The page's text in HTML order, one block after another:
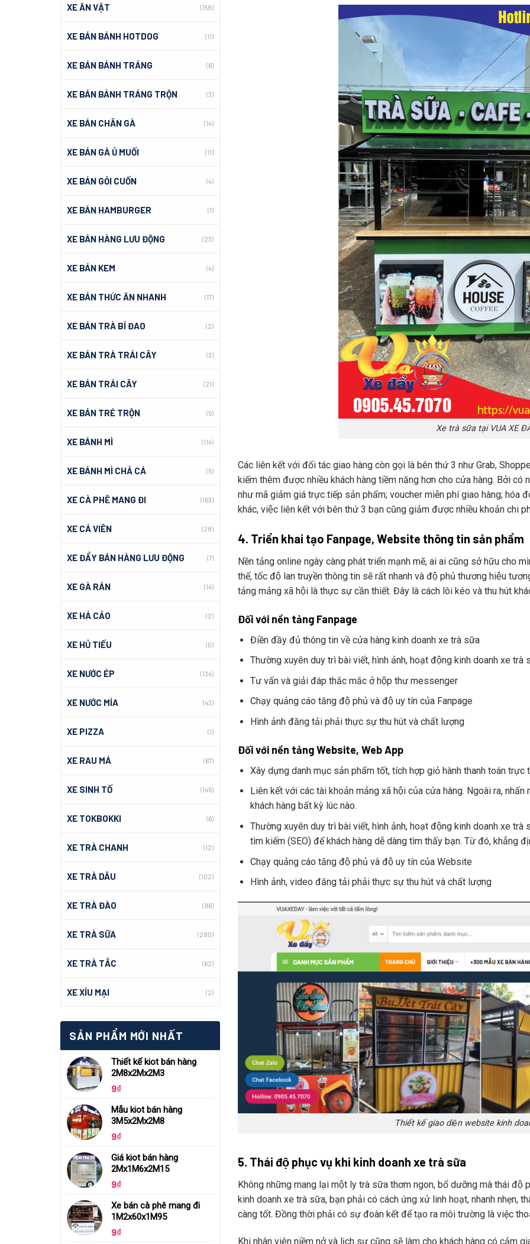
XE ĂN VẶT (158)
XE BÁN BÁNH HOTDOG (11)
XE BÁN BÁNH TRÁNG (6)
XE BÁN BÁNH TRÁNG TRỘN (3)
XE BÁN CHÂN GÀ (14)
XE BÁN GÀ Ủ MUỐI (11)
XE BÁN GỎI CUỐN (4)
XE BÁN HAMBURGER (1)
XE BÁN HÀNG LƯU ĐỘNG (23)
XE BÁN KEM (4)
XE BÁN THỨC ĂN NHANH (17)
XE BÁN TRÀ BÍ ĐAO (2)
XE BÁN TRÀ TRÁI CÂY (3)
XE BÁN TRÁI CÂY (21)
XE BÁN TRÉ TRỘN (5)
XE BÁNH MÌ (114)
XE BÁNH MÌ CHẢ CÁ (5)
XE CÀ PHÊ MANG ĐI (163)
XE CÁ VIÊN (28)
XE ĐẨY BÁN HÀNG LƯU ĐỘNG (7)
XE GÀ RÁN (14)
XE HÁ CẢO (2)
XE HỦ TIẾU (0)
XE NƯỚC ÉP (134)
XE NƯỚC MÍA (43)
XE PIZZA (1)
XE RAU MÁ (67)
XE SINH TỐ (145)
XE TOKBOKKI (6)
XE TRÀ CHANH (12)
XE TRÀ DÂU (102)
XE TRÀ ĐÀO (96)
XE TRÀ SỮA (290)
XE TRÀ TẮC (62)
XE XÍU MẠI (2)
SẢN PHẨM MỚI NHẤT
Thiết kế kiot bán hàng
2M8x2Mx2M3
9₫
Mẫu kiot bán hàng
3M5x2Mx2M8
9₫
Giá kiot bán hàng
2Mx1M6x2M15
9₫
Xe bán cà phê mang đi
1M2x60x1M95
9₫
Xe trà sữa tại VUA XE
Các liên kết với đối tác giao hàng còn gọi là bên thứ 3 như Grab,
kiếm thêm được nhiều khách hàng tiềm năng hơn cho cửa hàng. Bởi có
như mã giảm giá trực tiếp sản phẩm; voucher miễn phí giao hàng; hóa
khác, việc liên kết với bên thứ 3 bạn cũng giảm được nhiều khoản chi
4. Triển khai tạo Fanpage, Website thông tin sản phẩm
Nền tảng online ngày càng phát triển mạnh mẽ, ai ai cũng sở hữu cho
thế, tốc độ lan truyền thông tin sẽ rất nhanh và độ phủ thương hiệu
tảng mảng xã hội là thực sự cần thiết. Đây là cách lôi kéo và thu hút
Đối với nền tảng Fanpage
Điền đầy đủ thông tin về cửa hàng kinh doanh xe trà sữa
Thường xuyên duy trì bài viết, hình ảnh, hoạt động kinh doanh xe trà
Tư vấn và giải đáp thắc mắc ở hộp thư messenger
Chạy quảng cáo tăng độ phủ và độ uy tín của Fanpage
Hình ảnh đăng tải phải thực sự thu hút và chất lượng
Đối với nền tảng Website, Web App
Xây dựng danh mục sản phẩm tốt, tích hợp giỏ hành thanh toán trực
Liên kết với các tài khoản mảng xã hội của cửa hàng. Ngoài ra,
khách hàng bất kỳ lúc nào.
Thường xuyên duy trì bài viết, hình ảnh, hoạt động kinh doanh xe
tìm kiếm (SEO) để khách hàng dễ dàng tìm thấy bạn. Từ đó, khẳng
Chạy quảng cáo tăng độ phủ và độ uy tín của Website
Hình ảnh, video đăng tải phải thực sự thu hút và chất lượng
Thiết kế giao diện website kinh
5. Thái độ phục vụ khi kinh doanh xe trà sữa
Không những mang lại một ly trà sữa thơm ngon, bổ dưỡng mà thái độ
kinh doanh xe trà sữa, bạn phải có cách ứng xử linh hoạt, nhanh nhẹn,
càng tốt. Đồng thời phải có sự đoàn kết để tạo ra môi trường là việc
Khi nhân viên niềm nở và lịch sự cũng sẽ làm cho khách hàng có cảm